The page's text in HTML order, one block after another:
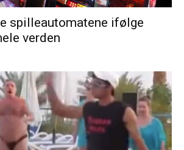
spilleautomatene ifølge
verden